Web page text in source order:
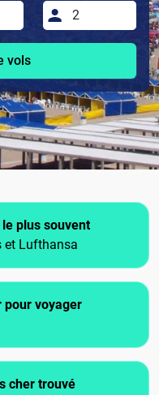
vols
plus souvent
et Lufthansa
pour voyager
cher trouvé